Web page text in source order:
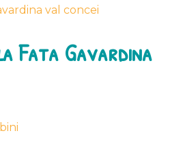
Fata Gavardina